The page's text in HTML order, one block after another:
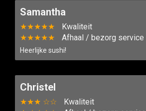
Samantha
★★★★★
Kwaliteit
★★★★★
Afhaal / bezorg service
Heerlijke sushi!
Christel
★★★ ☆☆
Kwaliteit